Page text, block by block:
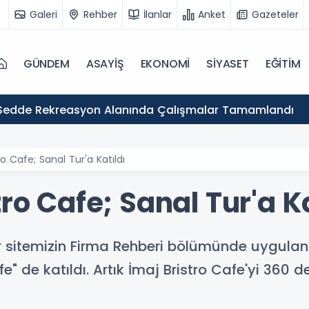
Galeri Rehber İlanlar Anket Gazeteler
GÜNDEM ASAYİŞ EKONOMİ SİYASET EĞİTİM
Rekreasyon Alanında Çalışmalar Tamamlandı
Cafe; Sanal Tur'a Katıldı
Cafe; Sanal Tur'a
Firma Rehberi bölümünde
de katıldı. Artık İmaj Bristro Cafe'yi 360